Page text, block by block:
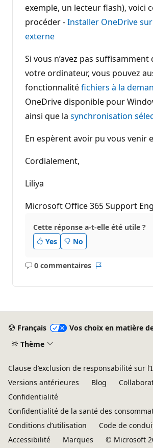
exemple, un lecteur flash), voici
procéder -Installer OneDrive
externe
Si vous n’avez pas suffisamment
votre ordinateur, vous pouvez
fonctionnalitéfichiers à la
OneDrive disponible pour
ainsi que la synchronisation
En espèrent avoir pu vous venir
Cordialement,
Liliya
Microsoft Office 365 Support
Cette réponse a-t-elle été utile ?
Yes
No
0 commentaires
Aucun
Français
Vos choix en matière
Thème
Clause d’exclusion de responsabilité sur
Versions antérieures
Blog
Confidentialité
Confidentialité de la santé des
Conditions d’utilisation
Code de
Accessibilité
Marques © Microsoft